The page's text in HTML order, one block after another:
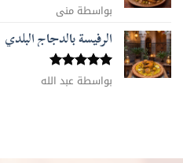
تم التقييم
5من 5
بواسطة منى
الرفيسة بالدجاج البلدي
تم التقييم
5من 5
بواسطة عبد الله